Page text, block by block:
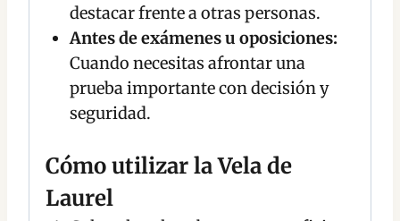
destacar frente a otras personas.
Antes de exámenes u oposiciones:
Cuando necesitas afrontar una
prueba importante con decisión y
seguridad.
Cómo utilizar la Vela de
Laurel